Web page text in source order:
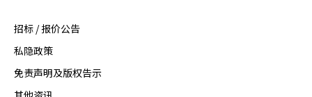
招标 / 报价公告
私隐政策
免责声明及版权告示